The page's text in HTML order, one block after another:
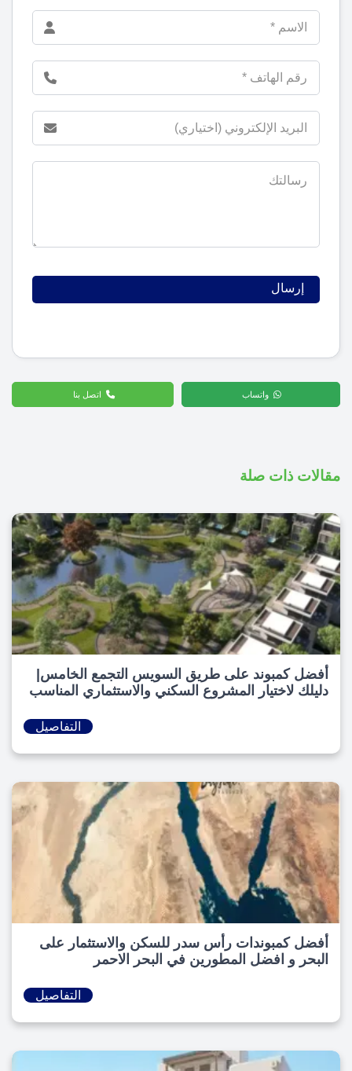
واتساب اتصل بنا
مقالات ذات صلة
أفضل كمبوند على طريق السويس التجمع الخامس|
دليلك لاختيار المشروع السكني والاستثماري المناسب
التفاصيل
أفضل كمبوندات رأس سدر للسكن والاستثمار على
البحر و افضل المطورين في البحر الاحمر
التفاصيل